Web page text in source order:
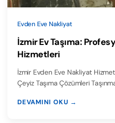
Evden Eve Nakliyat
İzmir Ev Taşıma:
Hizmetleri
İzmir Evden Eve Nakliyat
Çeyiz Taşıma Çözümleri
DEVAMINI OKU →